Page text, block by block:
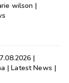
wilson |
|
| Latest News |